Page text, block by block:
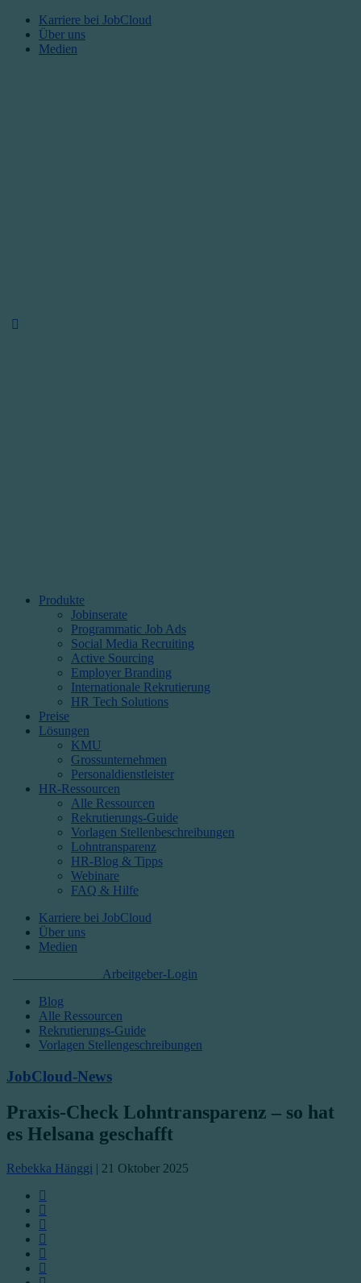
Karriere bei JobCloud​
Über uns
Medien
Produkte
Jobinserate
Programmatic Job Ads
Social Media Recruiting
Active Sourcing
Employer Branding
Internationale Rekrutierung
HR Tech Solutions
Preise
Lösungen
KMU
Grossunternehmen
Personaldienstleister
HR-Ressourcen
Alle Ressourcen
Rekrutierungs-Guide
Vorlagen Stellenbeschreibungen
Lohntransparenz
HR-Blog & Tipps
Webinare
FAQ & Hilfe
Karriere bei JobCloud​
Über uns
Medien
Arbeitgeber-Login
Blog
Alle Ressourcen
Rekrutierungs-Guide
Vorlagen Stellengeschreibungen
JobCloud-News
Praxis-Check Lohntransparenz – so hat
es Helsana geschafft
Rebekka Hänggi | 21 Oktober 2025